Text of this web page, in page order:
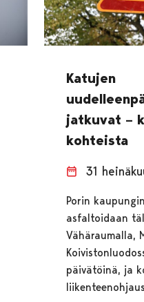
Katujen
jatkuvat –
kohteista
31
Porin
asfaltoidaan
Vähäraumalla,
päivätöinä, ja